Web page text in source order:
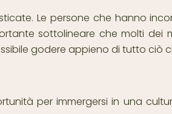
Le persone che hanno
sottolineare che molti dei
godere appieno di tutto ciò
per immergersi in una